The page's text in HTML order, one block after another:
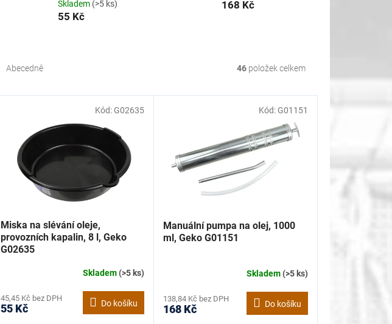
Skladem (>5 ks)
55 Kč
168 Kč
Abecedně 46 položek celkem
Miska na slévání oleje,
provozních kapalin, 8 l, Geko
G02635
Skladem(>5 ks)
45,45 Kč bez DPH
55 Kč Do košíku
Kód: G02635
Manuální pumpa na olej, 1000
ml, Geko G01151
Skladem(>5 ks)
138,84 Kč bez DPH
168 Kč Do košíku
Kód: G01151